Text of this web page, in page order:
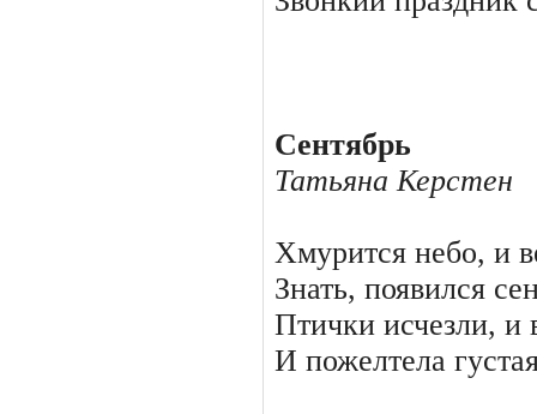
Сентябрь
Татьяна Керстен
Хмурится небо, и
Знать, появился
Птички исчезли, и
И пожелтела